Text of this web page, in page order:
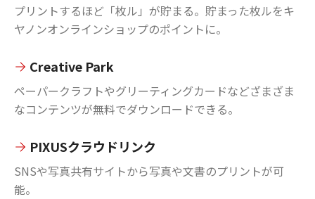
プリントするほど「枚ル」が貯まる。貯まった枚ルをキ
ヤノンオンラインショップのポイントに。
Creative Park
ペーパークラフトやグリーティングカードなどざまざま
なコンテンツが無料でダウンロードできる。
PIXUSクラウドリンク
SNSや写真共有サイトから写真や文書のプリントが可
能。